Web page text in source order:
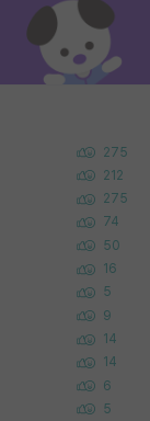
275
212
275
74
50
16
5
9
14
14
6
5